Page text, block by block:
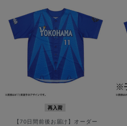
再入荷
【70日間前後お届け】オーダー